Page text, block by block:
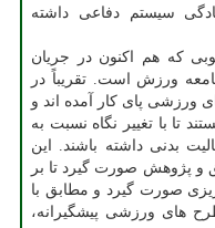
سیستم دفاعی داشته
که هم اکنون در جریان
ورزش است. تقریباً در
ورزشی پای کار آمده اند و
تا با تغییر نگاه نسبت به
بدنی داشته باشند. این
و پژوهش صورت گیرد تا بر
صورت گیرد و مطابق با
های ورزشی پیشگیرانه،